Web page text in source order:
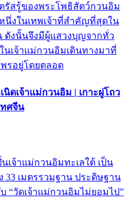
รัสรู้ของพระโพธิสัตว์กวนอิม
นึ่งในเทพเจ้าที่สำคัญที่สุดใน
งนั้นจึงมีผู้แสวงบุญจากทั่ว
นเจ้าแม่กวนอิมเดินทางมาที่
รอยู่โดยตลอด
ดเจ้าแม่กวนอิม | เกาะผู่โถว
ศจีน
จ้าแม่กวนอิมทะเลใต้ เป็น
33 เมตรรวมฐาน ประดิษฐาน
“วัดเจ้าแม่กวนอิมไม่ยอมไป”